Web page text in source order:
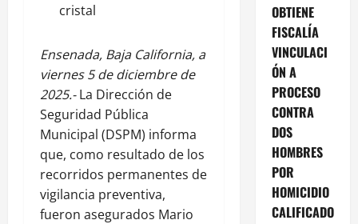
cristal
Ensenada, Baja California, a
viernes 5 de diciembre de
2025.-La Dirección de
Seguridad Pública
Municipal (DSPM) informa
que, como resultado de los
recorridos permanentes de
vigilancia preventiva,
fueron asegurados Mario
OBTIENE
FISCALÍA
VINCULACI
ÓN A
PROCESO
CONTRA
DOS
HOMBRES
POR
HOMICIDIO
CALIFICADO